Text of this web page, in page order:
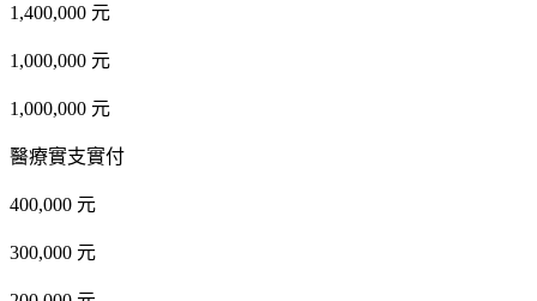
1,400,000 元
1,000,000 元
1,000,000 元
醫療實支實付
400,000 元
300,000 元